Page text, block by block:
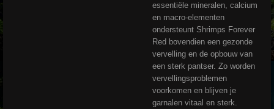
essentiële mineralen, calcium
en macro-elementen
ondersteunt Shrimps Forever
Red bovendien een gezonde
vervelling en de opbouw van
een sterk pantser. Zo worden
vervellingsproblemen
voorkomen en blijven je
garnalen vitaal en sterk.